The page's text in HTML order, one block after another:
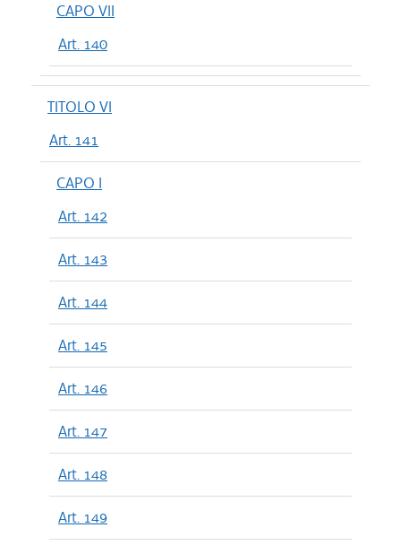
CAPO VII
Art. 140
TITOLO VI
Art. 141
CAPO I
Art. 142
Art. 143
Art. 144
Art. 145
Art. 146
Art. 147
Art. 148
Art. 149